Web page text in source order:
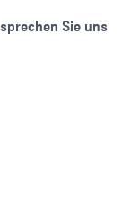
sprechen Sie uns